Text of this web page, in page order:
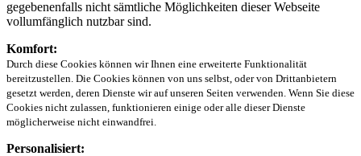
gegebenenfalls nicht sämtliche Möglichkeiten dieser Webseite
vollumfänglich nutzbar sind.
Komfort:
Durch diese Cookies können wir Ihnen eine erweiterte Funktionalität
bereitzustellen. Die Cookies können von uns selbst, oder von Drittanbietern
gesetzt werden, deren Dienste wir auf unseren Seiten verwenden. Wenn Sie diese
Cookies nicht zulassen, funktionieren einige oder alle dieser Dienste
möglicherweise nicht einwandfrei.
Personalisiert: